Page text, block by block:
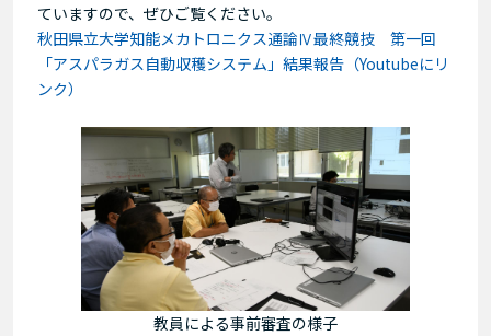
ていますので、ぜひご覧ください。
秋田県立大学知能メカトロニクス通論Ⅳ最終競技 第一回
「アスパラガス自動収穫システム」結果報告（Youtubeにリ
ンク）
教員による事前審査の様子